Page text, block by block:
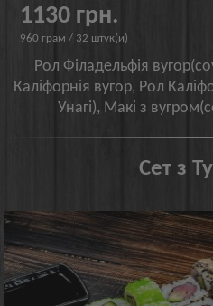
1130 грн.
960 грам / 32 штук(и)
Рол Філадельфія
Каліфорнія вугор, Рол
Унагі), Макі з
Сет з